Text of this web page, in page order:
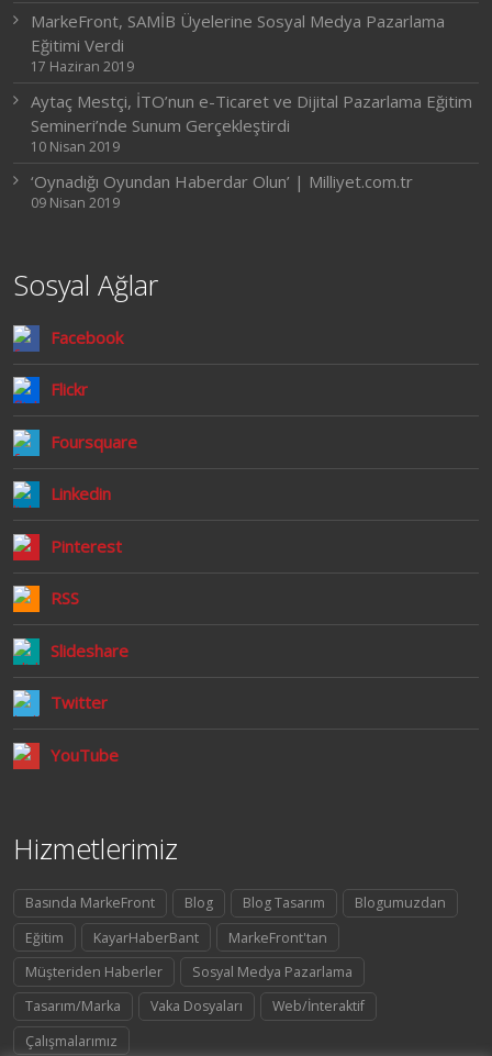
MarkeFront, SAMİB Üyelerine Sosyal Medya Pazarlama
Eğitimi Verdi
17 Haziran 2019
Aytaç Mestçi, İTO’nun e-Ticaret ve Dijital Pazarlama Eğitim
Semineri’nde Sunum Gerçekleştirdi
10 Nisan 2019
‘Oynadığı Oyundan Haberdar Olun’ | Milliyet.com.tr
09 Nisan 2019
Sosyal Ağlar
Facebook
Flickr
Foursquare
Linkedin
Pinterest
RSS
Slideshare
Twitter
YouTube
Hizmetlerimiz
Basında MarkeFront Blog Blog Tasarım
Blogumuzdan
Eğitim
KayarHaberBant
MarkeFront'tan
Müşteriden Haberler
Sosyal Medya Pazarlama
Tasarım/Marka
Vaka Dosyaları
Web/İnteraktif
Çalışmalarımız